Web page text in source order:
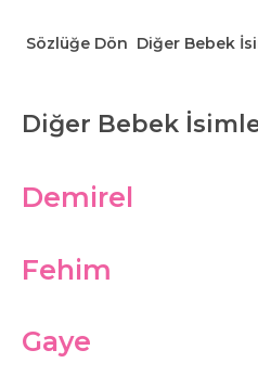
Sözlüğe Dön Diğer Bebek
Diğer Bebek
Demirel
Fehim
Gaye